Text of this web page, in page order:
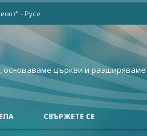
- Русе
основаваме църкви и разширяваме
СВЪРЖЕТЕ СЕ